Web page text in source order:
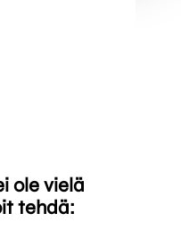
ole vielä
tehdä: